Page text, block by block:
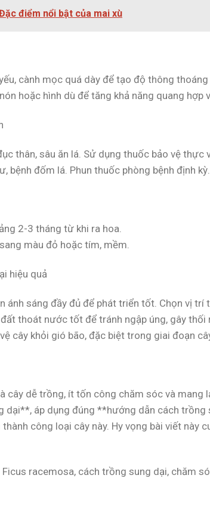
điểm nổi bật của mai xù
cành mọc quá dày để tạo độ thông thoáng
hoặc hình dù để tăng khả năng quang hợp
thân, sâu ăn lá. Sử dụng thuốc bảo vệ thực
bệnh đốm lá. Phun thuốc phòng bệnh định kỳ.
2-3 tháng từ khi ra hoa.
màu đỏ hoặc tím, mềm.
hiệu quả
ánh sáng đầy đủ để phát triển tốt. Chọn vị trí
thoát nước tốt để tránh ngập úng, gây thối
cây khỏi gió bão, đặc biệt trong giai đoạn
cây dễ trồng, ít tốn công chăm sóc và mang
dại**, áp dụng đúng **hướng dẫn cách
công loại cây này. Hy vọng bài viết này
racemosa, cách trồng sung dại, chăm